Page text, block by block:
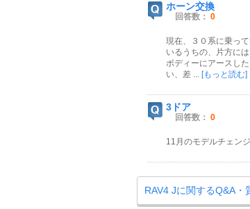
ホーン交換
回答数： 0
現在、３０系に乗っ
いるうちの、片方に
ボディーにアースし
い、差 ... [もっと読む]
3ドア
回答数： 0
11月のモデルチェン
RAV4 Jに関するQ&A・